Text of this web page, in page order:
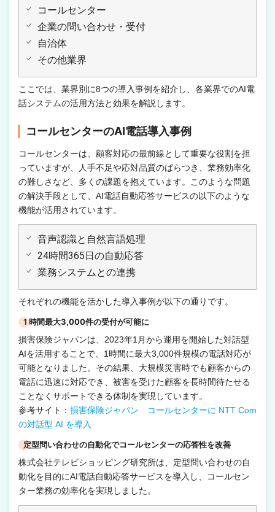
コールセンター
企業の問い合わせ・受付
自治体
その他業界
ここでは、業界別に8つの導入事例を紹介し、各業界でのAI電
話システムの活用方法と効果を解説します。
コールセンターのAI電話導入事例
コールセンターは、顧客対応の最前線として重要な役割を担
っていますが、人手不足や応対品質のばらつき、業務効率化
の難しさなど、多くの課題を抱えています。このような問題
の解決手段として、AI電話自動応答サービスの以下のような
機能が活用されています。
音声認識と自然言語処理
24時間365日の自動応答
業務システムとの連携
それぞれの機能を活かした導入事例が以下の通りです。
1 時間最大3,000件の受付が可能に
損害保険ジャパンは、2023年1月から運用を開始した対話型
AIを活用することで、1時間に最大3,000件規模の電話対応が
可能となりました。その結果、大規模災害時でも顧客からの
電話に迅速に対応でき、被害を受けた顧客を長時間待たせる
ことなくサポートできる体制を実現しています。
参考サイト： 損害保険ジャパン コールセンターに NTT Com
の対話型 AI を導入
定型問い合わせの自動化でコールセンターの応答性を改善
株式会社テレビショッピング研究所は、定型問い合わせの自
動化を目的にAI電話自動応答サービスを導入し、コールセン
ター業務の効率化を実現しました。